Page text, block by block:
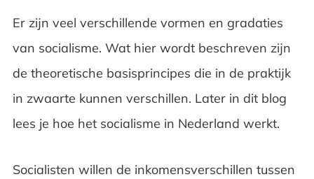
Er zijn veel verschillende vormen en gradaties
van socialisme. Wat hier wordt beschreven zijn
de theoretische basisprincipes die in de praktijk
in zwaarte kunnen verschillen. Later in dit blog
lees je hoe het socialisme in Nederland werkt.
Socialisten willen de inkomensverschillen tussen